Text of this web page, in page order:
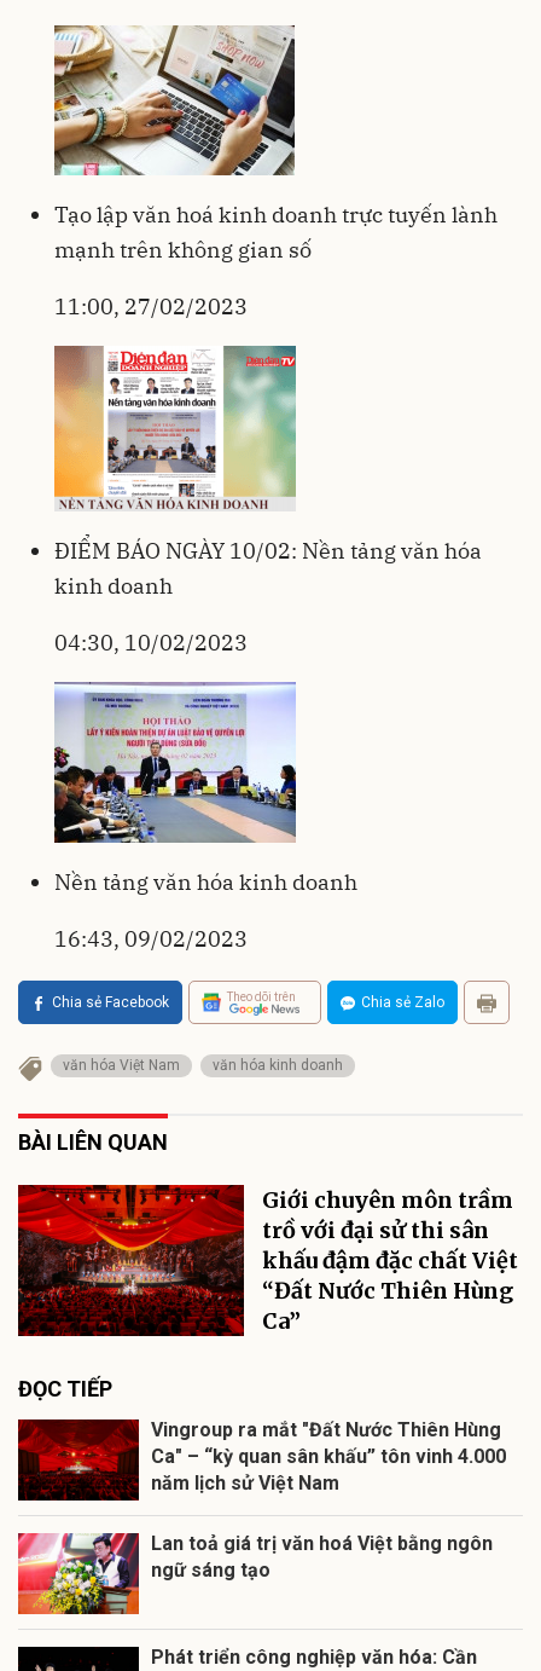
Tạo lập văn hoá kinh doanh trực tuyến lành
mạnh trên không gian số
11:00, 27/02/2023
ĐIỂM BÁO NGÀY 10/02: Nền tảng văn hóa
kinh doanh
04:30, 10/02/2023
Nền tảng văn hóa kinh doanh
16:43, 09/02/2023
Chia sẻ Facebook Theo dõi trên Chia sẻ Zalo
văn hóa Việt Nam văn hóa kinh doanh
BÀI LIÊN QUAN
Giới chuyên môn trầm
trồ với đại sử thi sân
khấu đậm đặc chất Việt
“Đất Nước Thiên Hùng
Ca”
ĐỌC TIẾP
Vingroup ra mắt "Đất Nước Thiên Hùng
Ca" – “kỳ quan sân khấu” tôn vinh 4.000
năm lịch sử Việt Nam
Lan toả giá trị văn hoá Việt bằng ngôn
ngữ sáng tạo
Phát triển công nghiệp văn hóa: Cần